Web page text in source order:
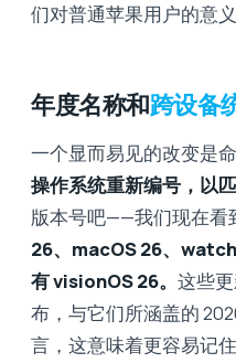
们对普通苹果用户的意义
年度名称和跨设备
一个显而易见的改变是
操作系统重新编号，以
版本号吧——我们现在看
26、macOS 26、
有 visionOS 26。 这些
布，与它们所涵盖的
言，这意味着更容易记